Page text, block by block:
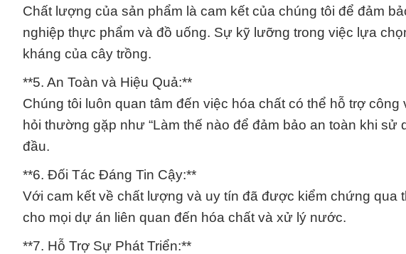
Chất lượng của sản phẩm là cam kết của chúng tôi để đảm
nghiệp thực phẩm và đồ uống. Sự kỹ lưỡng trong việc lựa
kháng của cây trồng.
**5. An Toàn và Hiệu Quả:**
Chúng tôi luôn quan tâm đến việc hóa chất có thể hỗ trợ
hỏi thường gặp như “Làm thế nào để đảm bảo an toàn khi
đầu.
**6. Đối Tác Đáng Tin Cậy:**
Với cam kết về chất lượng và uy tín đã được kiểm chứng qua
cho mọi dự án liên quan đến hóa chất và xử lý nước.
**7. Hỗ Trợ Sự Phát Triển:**